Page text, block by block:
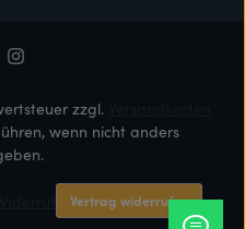
zzgl.
wenn nicht anders
Vertrag widerrufen